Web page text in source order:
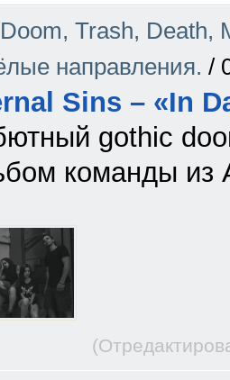
Trash, Death,
направления. /
Sins – «In
gothic
команды из